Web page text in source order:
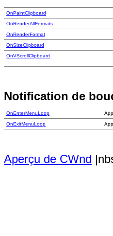
OnPaintClipboard
OnRenderAllFormats
OnRenderFormat
OnSizeClipboard
OnVScrollClipboard
Notification de
OnEnterMenuLoop
OnExitMenuLoop
Aperçu de CWnd